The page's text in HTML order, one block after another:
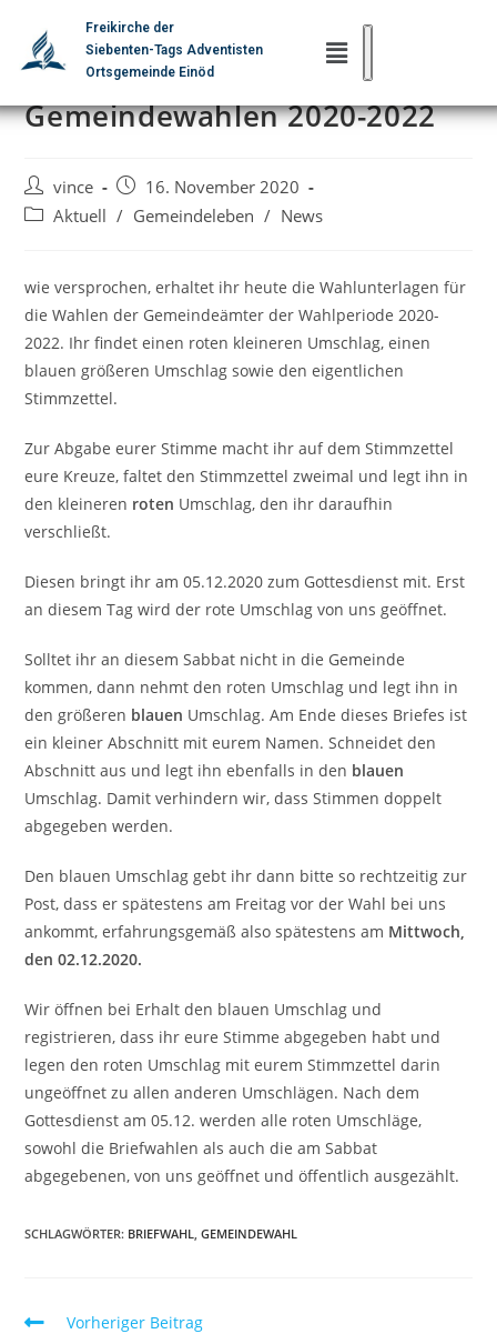
Freikirche der
Siebenten-Tags Adventisten
Ortsgemeinde Einöd
Briefwahlverfahren
Gemeindewahlen 2020-2022
vince
16. November 2020
Aktuell / Gemeindeleben / News
wie versprochen, erhaltet ihr heute die Wahlunterlagen für
die Wahlen der Gemeindeämter der Wahlperiode 2020-
2022. Ihr findet einen roten kleineren Umschlag, einen
blauen größeren Umschlag sowie den eigentlichen
Stimmzettel.
Zur Abgabe eurer Stimme macht ihr auf dem Stimmzettel
eure Kreuze, faltet den Stimmzettel zweimal und legt ihn in
den kleineren roten Umschlag, den ihr daraufhin
verschließt.
Diesen bringt ihr am 05.12.2020 zum Gottesdienst mit. Erst
an diesem Tag wird der rote Umschlag von uns geöffnet.
Solltet ihr an diesem Sabbat nicht in die Gemeinde
kommen, dann nehmt den roten Umschlag und legt ihn in
den größeren blauen Umschlag. Am Ende dieses Briefes ist
ein kleiner Abschnitt mit eurem Namen. Schneidet den
Abschnitt aus und legt ihn ebenfalls in den blauen
Umschlag. Damit verhindern wir, dass Stimmen doppelt
abgegeben werden.
Den blauen Umschlag gebt ihr dann bitte so rechtzeitig zur
Post, dass er spätestens am Freitag vor der Wahl bei uns
ankommt, erfahrungsgemäß also spätestens am Mittwoch,
den 02.12.2020.
Wir öffnen bei Erhalt den blauen Umschlag und
registrieren, dass ihr eure Stimme abgegeben habt und
legen den roten Umschlag mit eurem Stimmzettel darin
ungeöffnet zu allen anderen Umschlägen. Nach dem
Gottesdienst am 05.12. werden alle roten Umschläge,
sowohl die Briefwahlen als auch die am Sabbat
abgegebenen, von uns geöffnet und öffentlich ausgezählt.
SCHLAGWÖRTER: BRIEFWAHL, GEMEINDEWAHL
Vorheriger Beitrag